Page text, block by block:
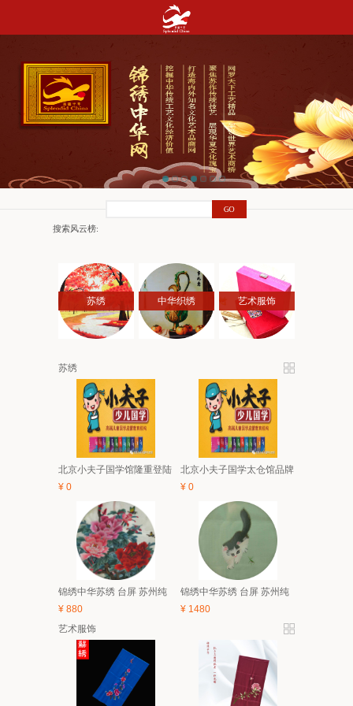
搜索风云榜:
苏绣 中华织绣 艺术服饰
苏绣
北京小夫子国学馆隆重登陆
活动开始啦！
¥ 0
北京小夫子国学太仓馆品牌
营简介
¥ 0
锦绣中华苏绣 台屏 苏州纯
装饰画 礼品
¥ 880
锦绣中华苏绣 台屏 苏州纯
装饰画 礼品
¥ 1480
艺术服饰